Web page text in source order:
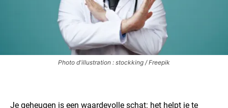
Photo d'illustration : stockking / Freepik
Je geheugen is een waardevolle schat: het helpt je te